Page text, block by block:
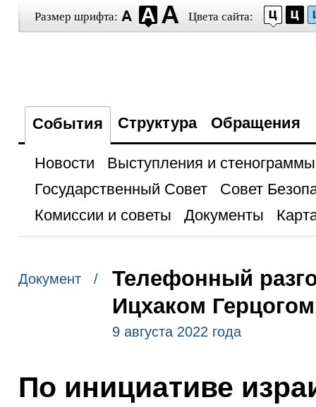
Размер шрифта: Цвета сайта:
События Структура Обращения
Новости
Выступления и стенограммы
Государственный Совет
Совет
Комиссии и советы
Документы
Документ /
Телефонный
Ицхаком Герцогом
9 августа 2022 года
По инициативе